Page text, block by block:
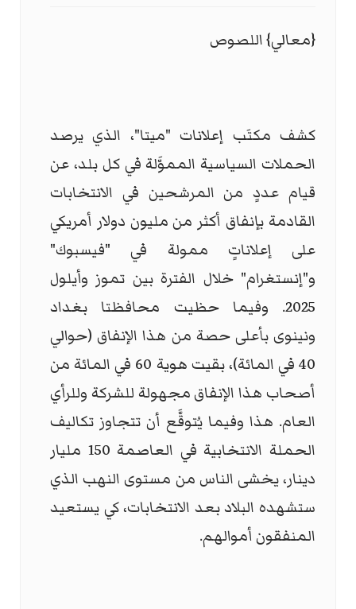
{معالي} اللصوص
كشف مكتَب إعلانات "ميتا"، الذي يرصد
الحملات السياسية المموَّلة في كل بلد، عن
قيام عددٍ من المرشحين في الانتخابات
القادمة بإنفاق أكثر من مليون دولار أمريكي
على إعلاناتٍ ممولة في "فيسبوك"
و"إنستغرام" خلال الفترة بين تموز وأيلول
2025. وفيما حظيت محافظتا بغداد
ونينوى بأعلى حصة من هذا الإنفاق (حوالي
40 في المائة)، بقيت هوية 60 في المائة من
أصحاب هذا الإنفاق مجهولة للشركة وللرأي
العام. هذا وفيما يُتوقَّع أن تتجاوز تكاليف
الحملة الانتخابية في العاصمة 150 مليار
دينار، يخشى الناس من مستوى النهب الذي
ستشهده البلاد بعد الانتخابات، كي يستعيد
المنفقون أموالهم.